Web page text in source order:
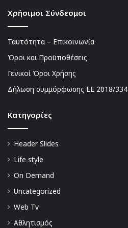
Χρήσιμοι Σύνδεσμοι
Ταυτότητα – Επικοινωνία
Όροι και Προϋποθέσεις
Γενικοί Όροι Χρήσης
Δήλωση συμμόρφωσης ΕΕ 2018/334
Kατηγορίες
Header Slides
Life style
On Demand
Uncategorized
Web Tv
Αθλητισμός